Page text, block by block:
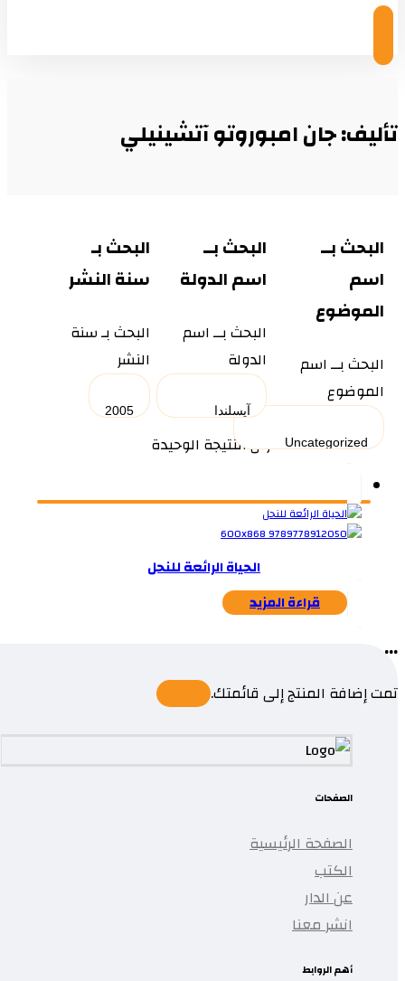
تأليف: جان امبوروتو آتشينيلي
البحث بــ
اسم
الموضوع
البحث بــ اسم
الموضوع
البحث بــ
اسم الدولة
البحث بــ اسم
الدولة
البحث بـ
سنة النشر
البحث بـ سنة
النشر
عرض النتيجة الوحيدة
الحياة الرائعة للنحل
قراءة المزيد
...
تمت إضافة المنتج إلى قائمتك.
الصفحات
الصفحة الرئيسية
الكتب
عن الدار
انشر معنا
أهم الروابط